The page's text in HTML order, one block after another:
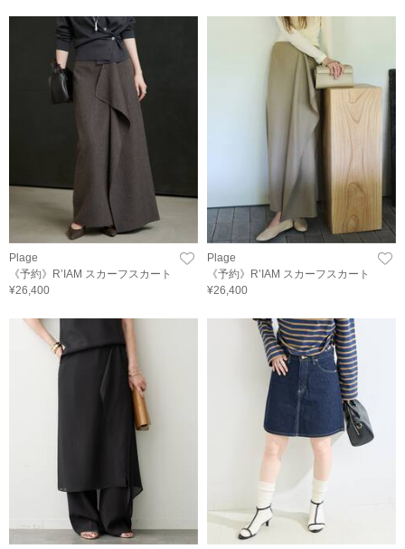
Plage
《予約》R’IAM スカーフスカート
¥26,400
Plage
《予約》R’IAM スカーフスカート
¥26,400